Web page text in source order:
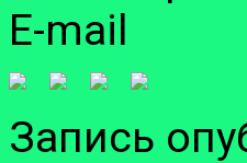
E-mail
Запись